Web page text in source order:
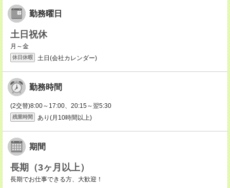
勤務曜日
土日祝休
月～金
休日休暇 土日(会社カレンダー)
勤務時間
(2交替)8:00～17:00、20:15～翌5:30
残業時間 あり(月10時間以上)
期間
長期（3ヶ月以上）
長期でお仕事できる方、大歓迎！